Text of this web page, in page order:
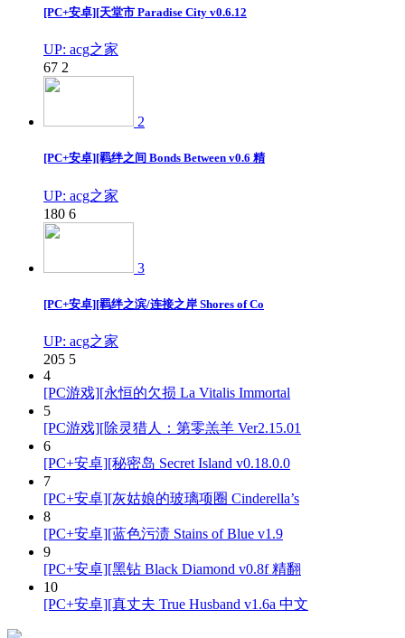
[PC+安卓][天堂市 Paradise City v0.6.12
UP: acg之家
67 2
2
[PC+安卓][羁绊之间 Bonds Between v0.6 精
UP: acg之家
180 6
3
[PC+安卓][羁绊之滨/连接之岸 Shores of Co
UP: acg之家
205 5
4
[PC游戏][永恒的欠损 La Vitalis Immortal
5
[PC游戏][除灵猎人：第零羔羊 Ver2.15.01
6
[PC+安卓][秘密岛 Secret Island v0.18.0.0
7
[PC+安卓][灰姑娘的玻璃项圈 Cinderella’s
8
[PC+安卓][蓝色污渍 Stains of Blue v1.9
9
[PC+安卓][黑钻 Black Diamond v0.8f 精翻
10
[PC+安卓][真丈夫 True Husband v1.6a 中文